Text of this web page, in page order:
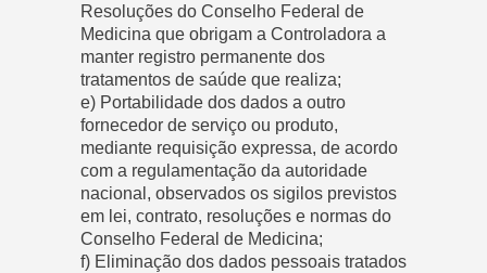
Resoluções do Conselho Federal de
Medicina que obrigam a Controladora a
manter registro permanente dos
tratamentos de saúde que realiza;
e) Portabilidade dos dados a outro
fornecedor de serviço ou produto,
mediante requisição expressa, de acordo
com a regulamentação da autoridade
nacional, observados os sigilos previstos
em lei, contrato, resoluções e normas do
Conselho Federal de Medicina;
f) Eliminação dos dados pessoais tratados